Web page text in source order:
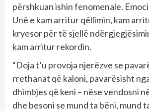
përshkuan ishin fenomenale.
Unë e kam arritur qëllimin, kam
kryesor për të sjellë
kam arritur rekordin.
“Doja t’u provoja njerëzve se
rrethanat që kaloni, pavarësisht
dhimbjes që keni – nëse vendosni
dhe besoni se mund ta bëni, mund